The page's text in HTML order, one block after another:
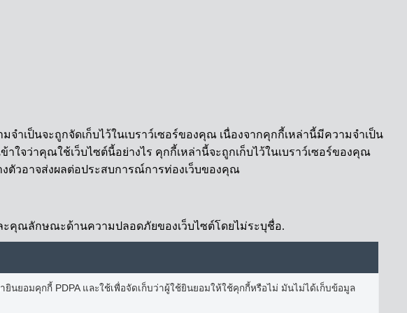
ป็นจะถูกจัดเก็บไว้ในเบราว์เซอร์ของคุณ เนื่องจากคุกกี้เหล่านี้มีความจำเป็น
ใจว่าคุณใช้เว็บไซต์นี้อย่างไร คุกกี้เหล่านี้จะถูกเก็บไว้ในเบราว์เซอร์ของคุณ
ตัวอาจส่งผลต่อประสบการณ์การท่องเว็บของคุณ
ะคุณลักษณะด้านความปลอดภัยของเว็บไซต์โดยไม่ระบุชื่อ.
นยอมคุกกี้ PDPA และใช้เพื่อจัดเก็บว่าผู้ใช้ยินยอมให้ใช้คุกกี้หรือไม่ มันไม่ได้เก็บข้อมูล